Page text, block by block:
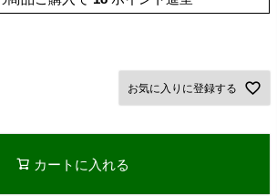
お気に入りに登録する
カートに入れる